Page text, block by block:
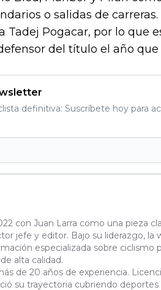
o salidas de
Tadej Pogacar, por lo que
del título el año que
definitiva: Suscríbete hoy para
con Juan Larra como una pieza
jefe y editor. Bajo su liderazgo, la
especializada sobre ciclismo
alta calidad.
de 20 años de experiencia.
su trayectoria cubriendo